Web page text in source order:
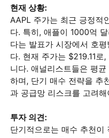
현재 상황:
AAPL 주가는 최근 긍정적
다. 특히, 애플이 1000억
다는 발표가 시장에서 호
다. 현재 주가는 $219.11
니다. 애널리스트들은 평
하며, 단기 매수 전략을 추
과 공급망 리스크를 고려해
투자 의견:
단기적으로는 매수 추천이